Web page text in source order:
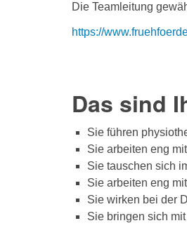
Die Teamleitung
https://
Das sind
Sie führen
Sie arbeiten eng
Sie tauschen sich
Sie arbeiten eng
Sie wirken bei der
Sie bringen sich